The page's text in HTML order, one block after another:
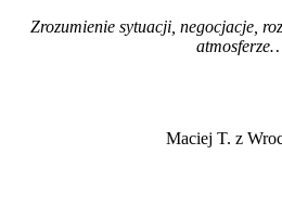
Zrozumienie sytuacji, negocjacje,
Maciej T. z